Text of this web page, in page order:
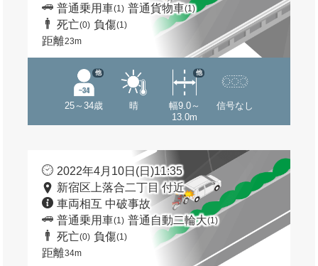
普通乗用車(1) 普通貨物車(1)
死亡(0) 負傷(1)
距離23m
25～34歳
他
晴
幅9.0～
13.0m
他
信号なし
2022年4月10日(日)11:35
新宿区上落合二丁目 付近
車両相互 中破事故
普通乗用車(1) 普通自動二輪大(1)
死亡(0) 負傷(1)
距離34m